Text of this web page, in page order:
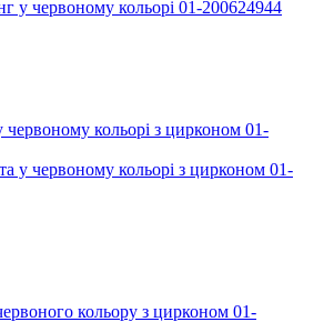
у червоному кольорі 01-200624944
у червоному кольорі з цирконом 01-